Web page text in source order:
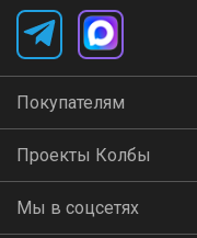
Покупателям
Проекты Колбы
Мы в соцсетях